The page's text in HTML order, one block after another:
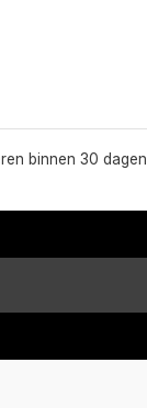
binnen 30 dagen